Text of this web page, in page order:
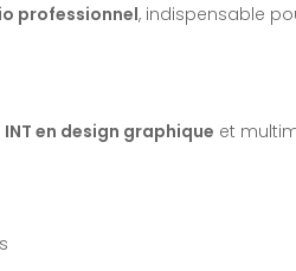
professionnel, indispensable
en design graphique et